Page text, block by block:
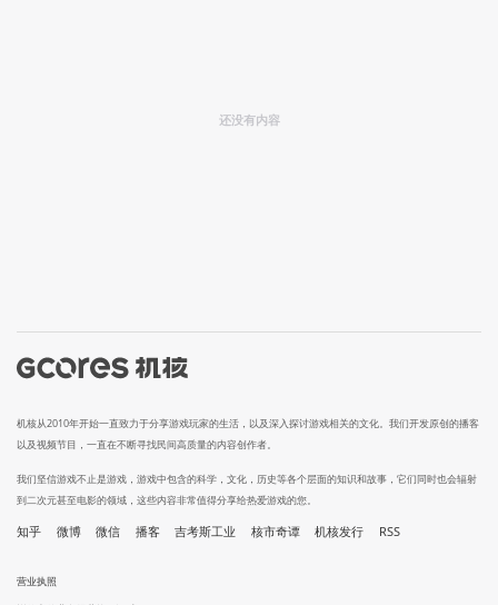
还没有内容
机核从2010年开始一直致力于分享游戏玩家的生活，以及深入探讨游戏相关的文化。我们开发原创的播客
以及视频节目，一直在不断寻找民间高质量的内容创作者。
我们坚信游戏不止是游戏，游戏中包含的科学，文化，历史等各个层面的知识和故事，它们同时也会辐射
到二次元甚至电影的领域，这些内容非常值得分享给热爱游戏的您。
知乎 微博 微信 播客 吉考斯工业 核市奇谭 机核发行 RSS
营业执照